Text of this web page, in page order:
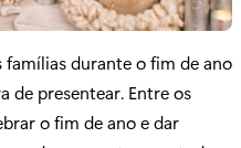
famílias durante o fim de ano
de presentear. Entre os
o fim de ano e dar